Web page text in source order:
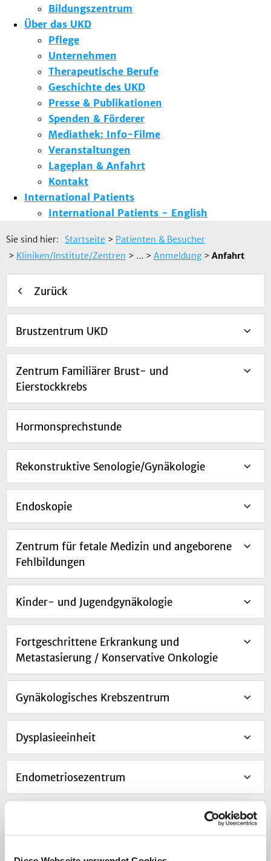
Bildungszentrum
Über das UKD
Pflege
Unternehmen
Therapeutische Berufe
Geschichte des UKD
Presse & Publikationen
Spenden & Förderer
Mediathek: Info-Filme
Veranstaltungen
Lageplan & Anfahrt
Kontakt
International Patients
International Patients - English
Sie sind hier: Startseite > Patienten & Besucher
> Kliniken/Institute/Zentren > ... > Anmeldung> Anfahrt
Zurück
Brustzentrum UKD
Zentrum Familiärer Brust- und
Eierstockkrebs
Hormonsprechstunde
Rekonstruktive Senologie/Gynäkologie
Endoskopie
Zentrum für fetale Medizin und angeborene
Fehlbildungen
Kinder- und Jugendgynäkologie
Fortgeschrittene Erkrankung und
Metastasierung / Konservative Onkologie
Gynäkologisches Krebszentrum
Dysplasieeinheit
Endometriosezentrum
Beckenbodenzentrum